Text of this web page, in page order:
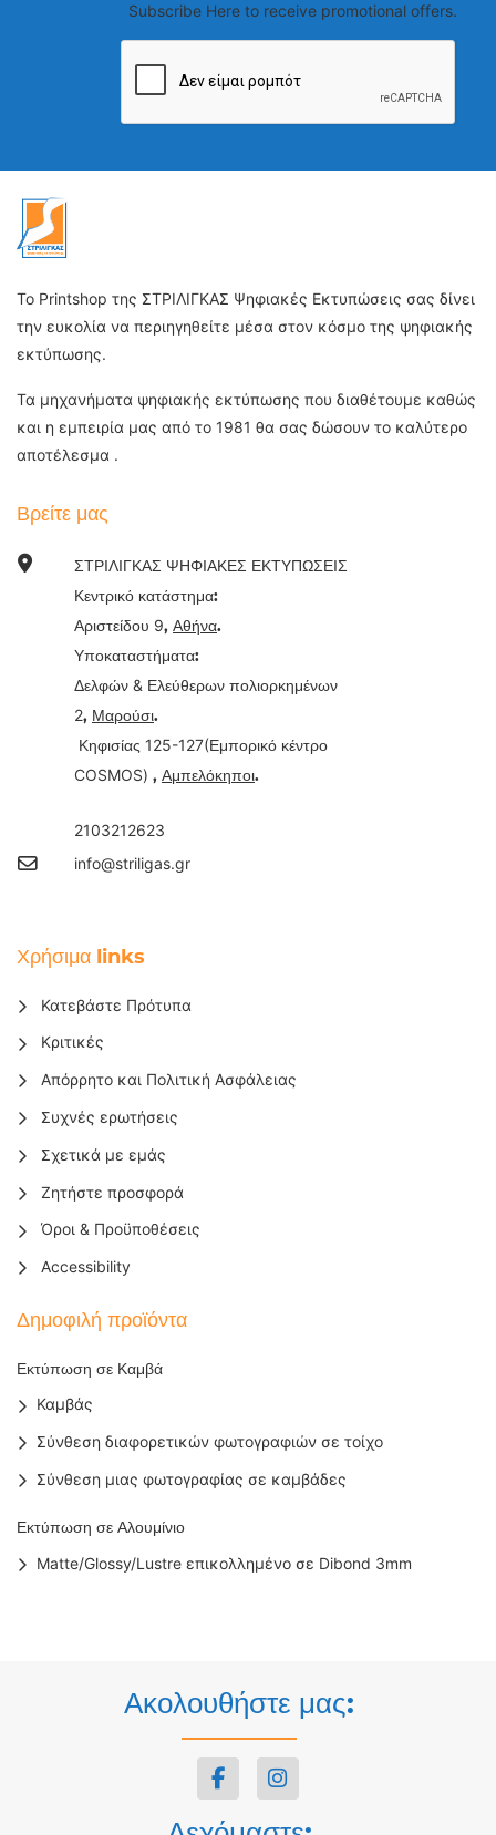
Subscribe Here to receive promotional offers.
Το Printshop της ΣΤΡΙΛΙΓΚΑΣ Ψηφιακές Εκτυπώσεις σας δίνει
την ευκολία να περιηγηθείτε μέσα στον κόσμο της ψηφιακής
εκτύπωσης.
Τα μηχανήματα ψηφιακής εκτύπωσης που διαθέτουμε καθώς
και η εμπειρία μας από το 1981 θα σας δώσουν το καλύτερο
αποτέλεσμα .
Βρείτε μας
ΣΤΡΙΛΙΓΚΑΣ ΨΗΦΙΑΚΕΣ ΕΚΤΥΠΩΣΕΙΣ
Κεντρικό κατάστημα:
Αριστείδου 9, Αθήνα.
Υποκαταστήματα:
Δελφών & Ελεύθερων πολιορκημένων
2, Μαρούσι.
Κηφισίας 125-127(Εμπορικό κέντρο
COSMOS) , Αμπελόκηποι.
2103212623
info@striligas.gr
Χρήσιμα links
Κατεβάστε Πρότυπα
Κριτικές
Απόρρητο και Πολιτική Ασφάλειας
Συχνές ερωτήσεις
Σχετικά με εμάς
Ζητήστε προσφορά
Όροι & Προϋποθέσεις
Accessibility
Δημοφιλή προϊόντα
Εκτύπωση σε Καμβά
Καμβάς
Σύνθεση διαφορετικών φωτογραφιών σε τοίχο
Σύνθεση μιας φωτογραφίας σε καμβάδες
Εκτύπωση σε Αλουμίνιο
Matte/Glossy/Lustre επικολλημένο σε Dibond 3mm
Ακολουθήστε μας: